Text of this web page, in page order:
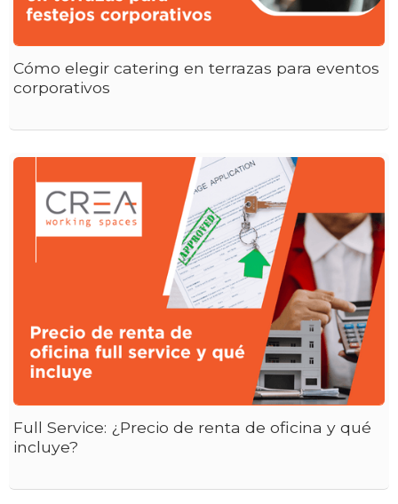
Cómo elegir catering en terrazas para eventos
corporativos
Full Service: ¿Precio de renta de oficina y qué
incluye?